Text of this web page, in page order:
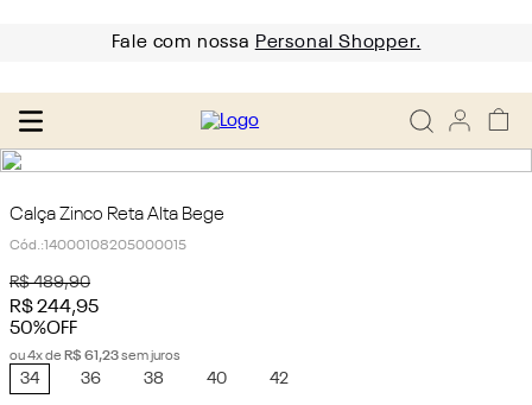
Fale com nossa Personal Shopper.
Calça Zinco Reta Alta Bege
Cód.:14000108205000015
R$ 489,90
R$244,95
50%OFF
ou4x de R$ 61 ,23sem juros
34 36 38 40 42